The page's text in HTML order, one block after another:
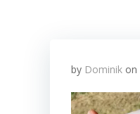
by Dominik on